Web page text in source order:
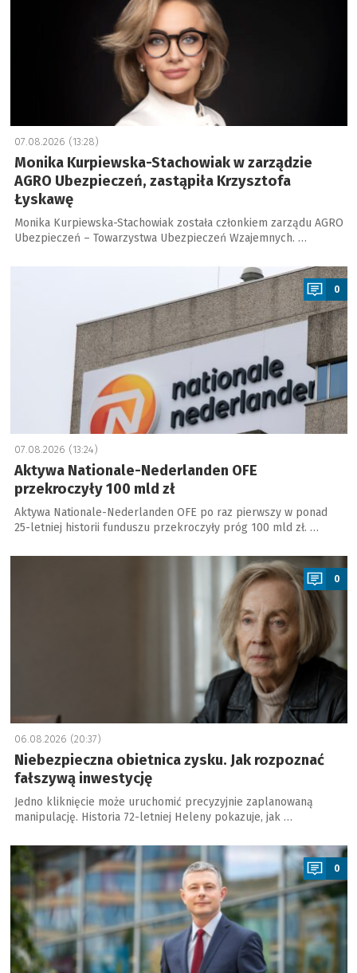
07.08.2026 (13:28)
Monika Kurpiewska-Stachowiak w zarządzie
AGRO Ubezpieczeń, zastąpiła Krzysztofa
Łyskawę
Monika Kurpiewska-Stachowiak została członkiem zarządu AGRO
Ubezpieczeń – Towarzystwa Ubezpieczeń Wzajemnych. …
0
07.08.2026 (13:24)
Aktywa Nationale-Nederlanden OFE
przekroczyły 100 mld zł
Aktywa Nationale-Nederlanden OFE po raz pierwszy w ponad
25-letniej historii funduszu przekroczyły próg 100 mld zł. …
a
0
06.08.2026 (20:37)
Niebezpieczna obietnica zysku. Jak rozpoznać
fałszywą inwestycję
Jedno kliknięcie może uruchomić precyzyjnie zaplanowaną
manipulację. Historia 72-letniej Heleny pokazuje, jak …
a
0